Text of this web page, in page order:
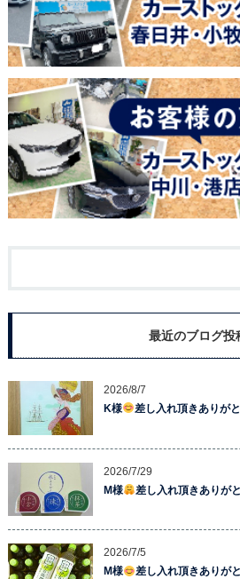
最近のブログ投
2026/8/7
K様
差し入れ頂きありが
2026/7/29
M様
差し入れ頂きありが
2026/7/5
M様
差し入れ頂きありが